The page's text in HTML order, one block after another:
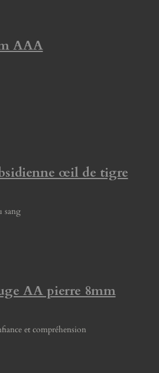
AAA
œil de tigre
sang
AA pierre 8mm
et compréhension